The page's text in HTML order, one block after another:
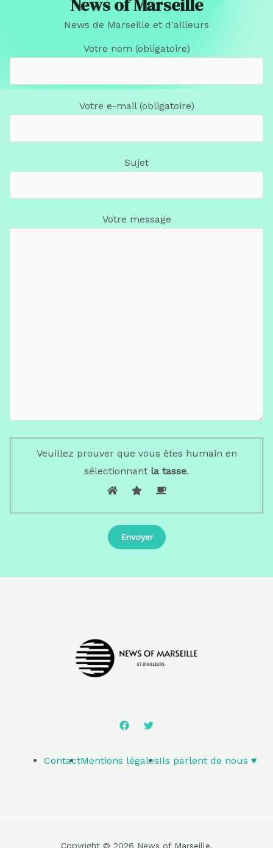
News of Marseille
News de Marseille et d'ailleurs
Votre nom (obligatoire)
Votre e-mail (obligatoire)
Sujet
Votre message
Veuillez prouver que vous êtes humain en
sélectionnant la tasse.
ContactMentions légalesIls parlent de nous ♥️
Copyright © 2026 News of Marseille.